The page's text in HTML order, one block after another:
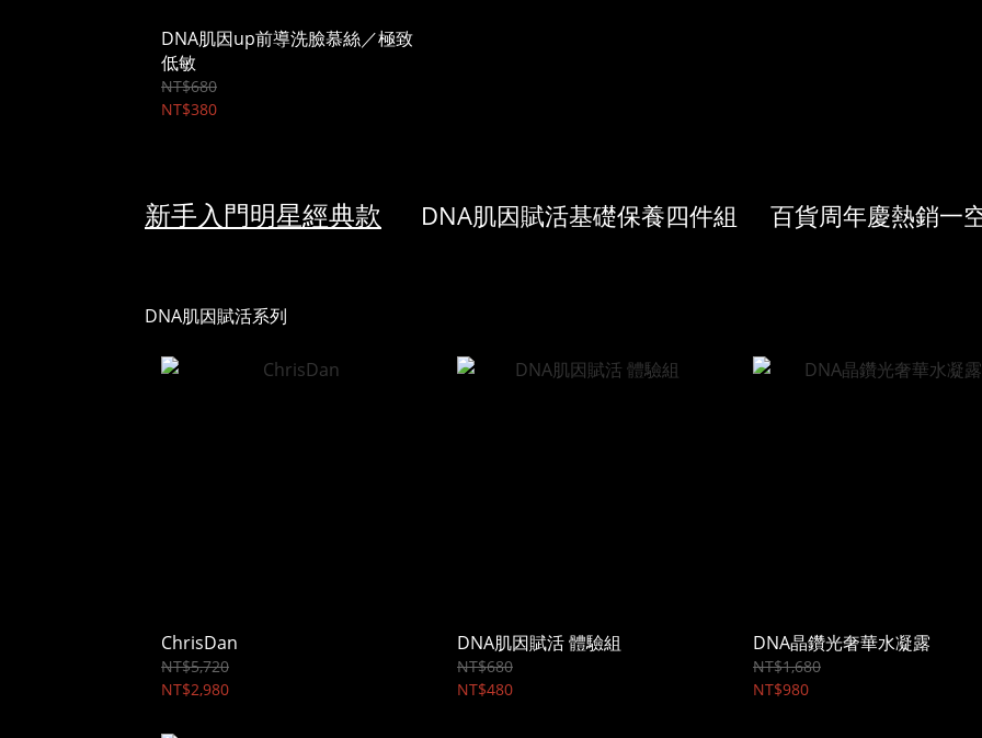
DNA肌因up前導洗臉慕絲／極致
低敏
NT$680
NT$380
新手入門明星經典款 DNA肌因賦活基礎保養四件組 百貨周年慶熱銷一
DNA肌因賦活系列
ChrisDan
NT$5,720
NT$2,980
DNA肌因賦活 體驗組
NT$680
NT$480
DNA晶鑽光奢華水凝露
NT$1,680
NT$980